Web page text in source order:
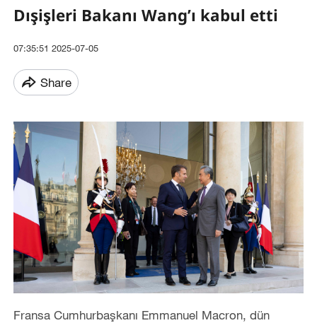
Dışişleri Bakanı Wang’ı kabul etti
07:35:51 2025-07-05
Share
Fransa Cumhurbaşkanı Emmanuel Macron, dün